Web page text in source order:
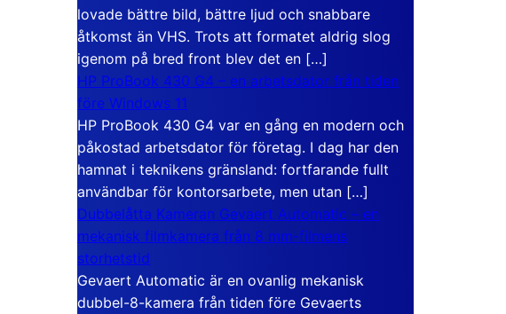
lovade bättre bild, bättre ljud och snabbare
åtkomst än VHS. Trots att formatet aldrig slog
igenom på bred front blev det en […]
HP ProBook 430 G4 – en arbetsdator från tiden
före Windows 11
HP ProBook 430 G4 var en gång en modern och
påkostad arbetsdator för företag. I dag har den
hamnat i teknikens gränsland: fortfarande fullt
användbar för kontorsarbete, men utan […]
Dubbelåtta Kameran Gevaert Automatic – en
mekanisk filmkamera från 8 mm-filmens
storhetstid
Gevaert Automatic är en ovanlig mekanisk
dubbel-8-kamera från tiden före Gevaerts